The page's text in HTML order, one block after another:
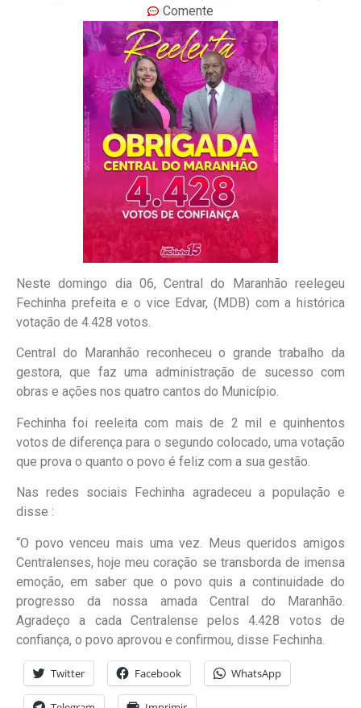
Comente
Neste domingo dia 06, Central do Maranhão reelegeu
Fechinha prefeita e o vice Edvar, (MDB) com a histórica
votação de 4.428 votos.
Central do Maranhão reconheceu o grande trabalho da
gestora, que faz uma administração de sucesso com
obras e ações nos quatro cantos do Município.
Fechinha foi reeleita com mais de 2 mil e quinhentos
votos de diferença para o segundo colocado, uma votação
que prova o quanto o povo é feliz com a sua gestão.
Nas redes sociais Fechinha agradeceu a população e
disse :
“O povo venceu mais uma vez. Meus queridos amigos
Centralenses, hoje meu coração se transborda de imensa
emoção, em saber que o povo quis a continuidade do
progresso da nossa amada Central do Maranhão.
Agradeço a cada Centralense pelos 4.428 votos de
confiança, o povo aprovou e confirmou, disse Fechinha.
Twitter Facebook WhatsApp